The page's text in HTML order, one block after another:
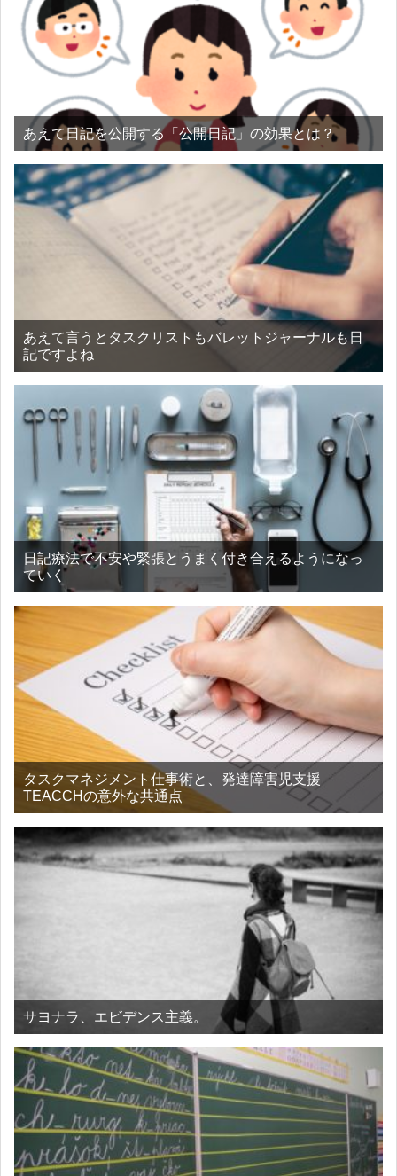
あえて日記を公開する「公開日記」の効果とは？
あえて言うとタスクリストもバレットジャーナルも日
記ですよね
日記療法で不安や緊張とうまく付き合えるようになっ
ていく
タスクマネジメント仕事術と、発達障害児支援
TEACCHの意外な共通点
サヨナラ、エビデンス主義。